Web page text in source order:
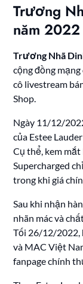
Trương
năm 2022
Trương Nhã
cộng đồng
cô livestream
Shop.
Ngày 11/12/
của Estee
Cụ thể, kem mắt
Supercharged
trong khi giá
Sau khi nhận
nhãn mác và
Tối 26/12/2022,
và MAC Việt
fanpage chính